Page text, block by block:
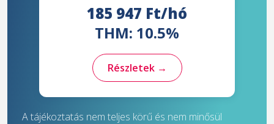
185 947 Ft/hó
THM: 10.5%
Részletek →
A tájékoztatás nem teljes körű és nem minősül